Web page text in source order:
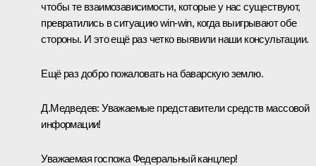
чтобы те взаимозависимости, которые у нас существуют,
превратились в ситуацию win-win, когда выигрывают обе
стороны. И это ещё раз четко выявили наши консультации.
Ещё раз добро пожаловать на баварскую землю.
Д.Медведев: Уважаемые представители средств массовой
информации!
Уважаемая госпожа Федеральный канцлер!